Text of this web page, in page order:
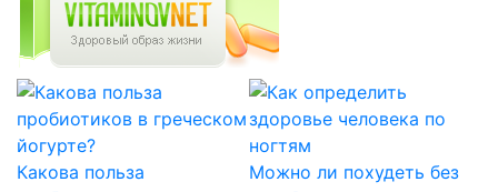
Какова польза
Можно ли похудеть без